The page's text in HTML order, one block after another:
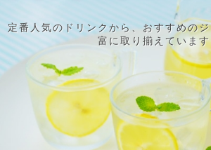
定番人気のドリンクから、おすすめの
富に取り揃えています